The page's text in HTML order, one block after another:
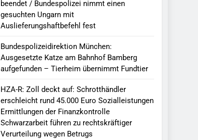
beendet / Bundespolizei nimmt einen
gesuchten Ungarn mit
Auslieferungshaftbefehl fest
Bundespolizeidirektion München:
Ausgesetzte Katze am Bahnhof Bamberg
aufgefunden – Tierheim übernimmt Fundtier
HZA-R: Zoll deckt auf: Schrotthändler
erschleicht rund 45.000 Euro Sozialleistungen
Ermittlungen der Finanzkontrolle
Schwarzarbeit führen zu rechtskräftiger
Verurteilung wegen Betrugs